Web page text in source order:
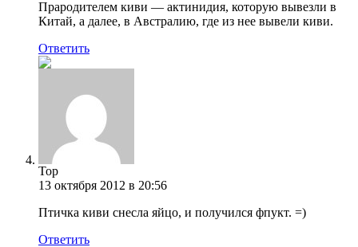
Прародителем киви — актинидия, которую вывезли в
Китай, а далее, в Австралию, где из нее вывели киви.
Ответить
Тор
13 октября 2012 в 20:56
Птичка киви снесла яйцо, и получился фпукт. =)
Ответить